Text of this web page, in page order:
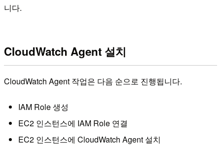
니다.
CloudWatch Agent 설치
CloudWatch Agent 작업은 다음 순으로 진행됩니다.
IAM Role 생성
EC2 인스턴스에 IAM Role 연결
EC2 인스턴스에 CloudWatch Agent 설치